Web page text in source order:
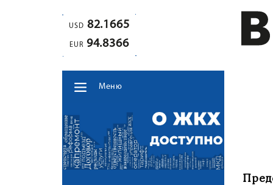
USD 82.1665
EUR 94.8366
Меню